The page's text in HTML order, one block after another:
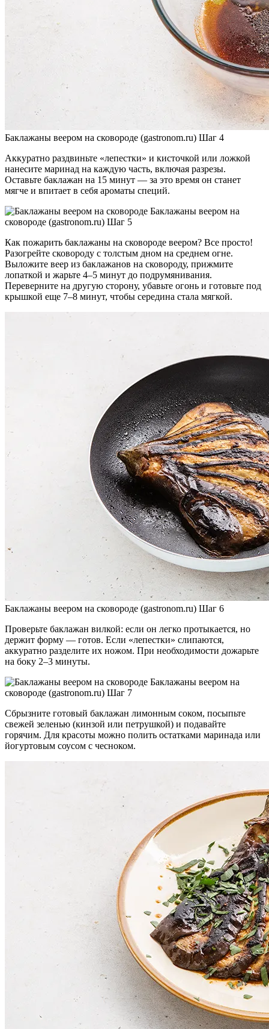
Баклажаны веером на сковороде (gastronom.ru) Шаг 4
Аккуратно раздвиньте «лепестки» и кисточкой или ложкой
нанесите маринад на каждую часть, включая разрезы.
Оставьте баклажан на 15 минут — за это время он станет
мягче и впитает в себя ароматы специй.
Баклажаны веером на
сковороде (gastronom.ru) Шаг 5
Как пожарить баклажаны на сковороде веером? Все просто!
Разогрейте сковороду с толстым дном на среднем огне.
Выложите веер из баклажанов на сковороду, прижмите
лопаткой и жарьте 4–5 минут до подрумянивания.
Переверните на другую сторону, убавьте огонь и готовьте под
крышкой еще 7–8 минут, чтобы середина стала мягкой.
Баклажаны веером на сковороде (gastronom.ru) Шаг 6
Проверьте баклажан вилкой: если он легко протыкается, но
держит форму — готов. Если «лепестки» слипаются,
аккуратно разделите их ножом. При необходимости дожарьте
на боку 2–3 минуты.
Баклажаны веером на
сковороде (gastronom.ru) Шаг 7
Сбрызните готовый баклажан лимонным соком, посыпьте
свежей зеленью (кинзой или петрушкой) и подавайте
горячим. Для красоты можно полить остатками маринада или
йогуртовым соусом с чесноком.